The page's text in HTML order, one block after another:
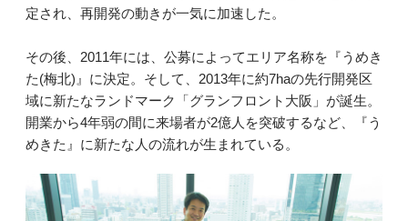
定され、再開発の動きが一気に加速した。
その後、2011年には、公募によってエリア名称を『うめき
た(梅北)』に決定。そして、2013年に約7haの先行開発区
域に新たなランドマーク「グランフロント大阪」が誕生。
開業から4年弱の間に来場者が2億人を突破するなど、『う
めきた』に新たな人の流れが生まれている。